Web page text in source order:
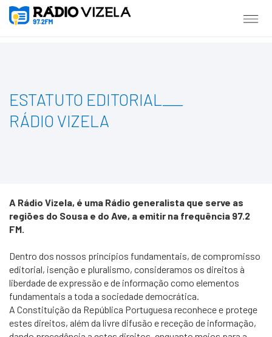
ESTATUTO EDITORIAL
RÁDIO VIZELA
A Rádio Vizela, é uma Rádio generalista que serve as
regiões do Sousa e do Ave, a emitir na frequência 97.2
FM.
Dentro dos nossos princípios fundamentais, de compromisso
editorial, isenção e pluralismo, consideramos os direitos à
liberdade de expressão e de informação como elementos
fundamentais a toda a sociedade democrática.
A Constituição da República Portuguesa reconhece e protege
estes direitos, além da livre difusão e receção de informação,